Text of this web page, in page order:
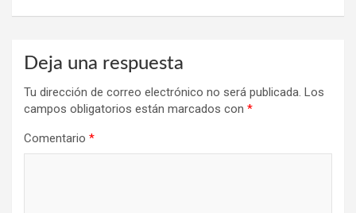
Deja una respuesta
Tu dirección de correo electrónico no será publicada. Los
campos obligatorios están marcados con *
Comentario *